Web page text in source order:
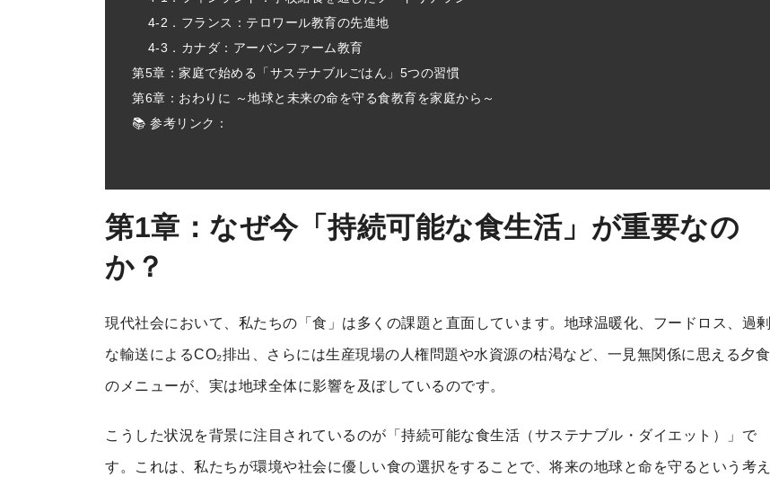
4-2．フランス：テロワール教育の先進地
4-3．カナダ：アーバンファーム教育
第5章：家庭で始める「サステナブルごはん」5つの習慣
第6章：おわりに ～地球と未来の命を守る食教育を家庭から～
📚 参考リンク：
第1章：なぜ今「持続可能な食生活」が重要なの
か？
現代社会において、私たちの「食」は多くの課題と直面しています。地球温暖化、フードロス、過剰
な輸送によるCO₂排出、さらには生産現場の人権問題や水資源の枯渇など、一見無関係に思える夕食
のメニューが、実は地球全体に影響を及ぼしているのです。
こうした状況を背景に注目されているのが「持続可能な食生活（サステナブル・ダイエット）」で
す。これは、私たちが環境や社会に優しい食の選択をすることで、将来の地球と命を守るという考え